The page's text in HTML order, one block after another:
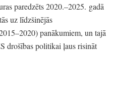
paredzēts 2020.–2025. gadā
uz līdzšinējās
panākumiem, un tajā
drošības politikai ļaus risināt